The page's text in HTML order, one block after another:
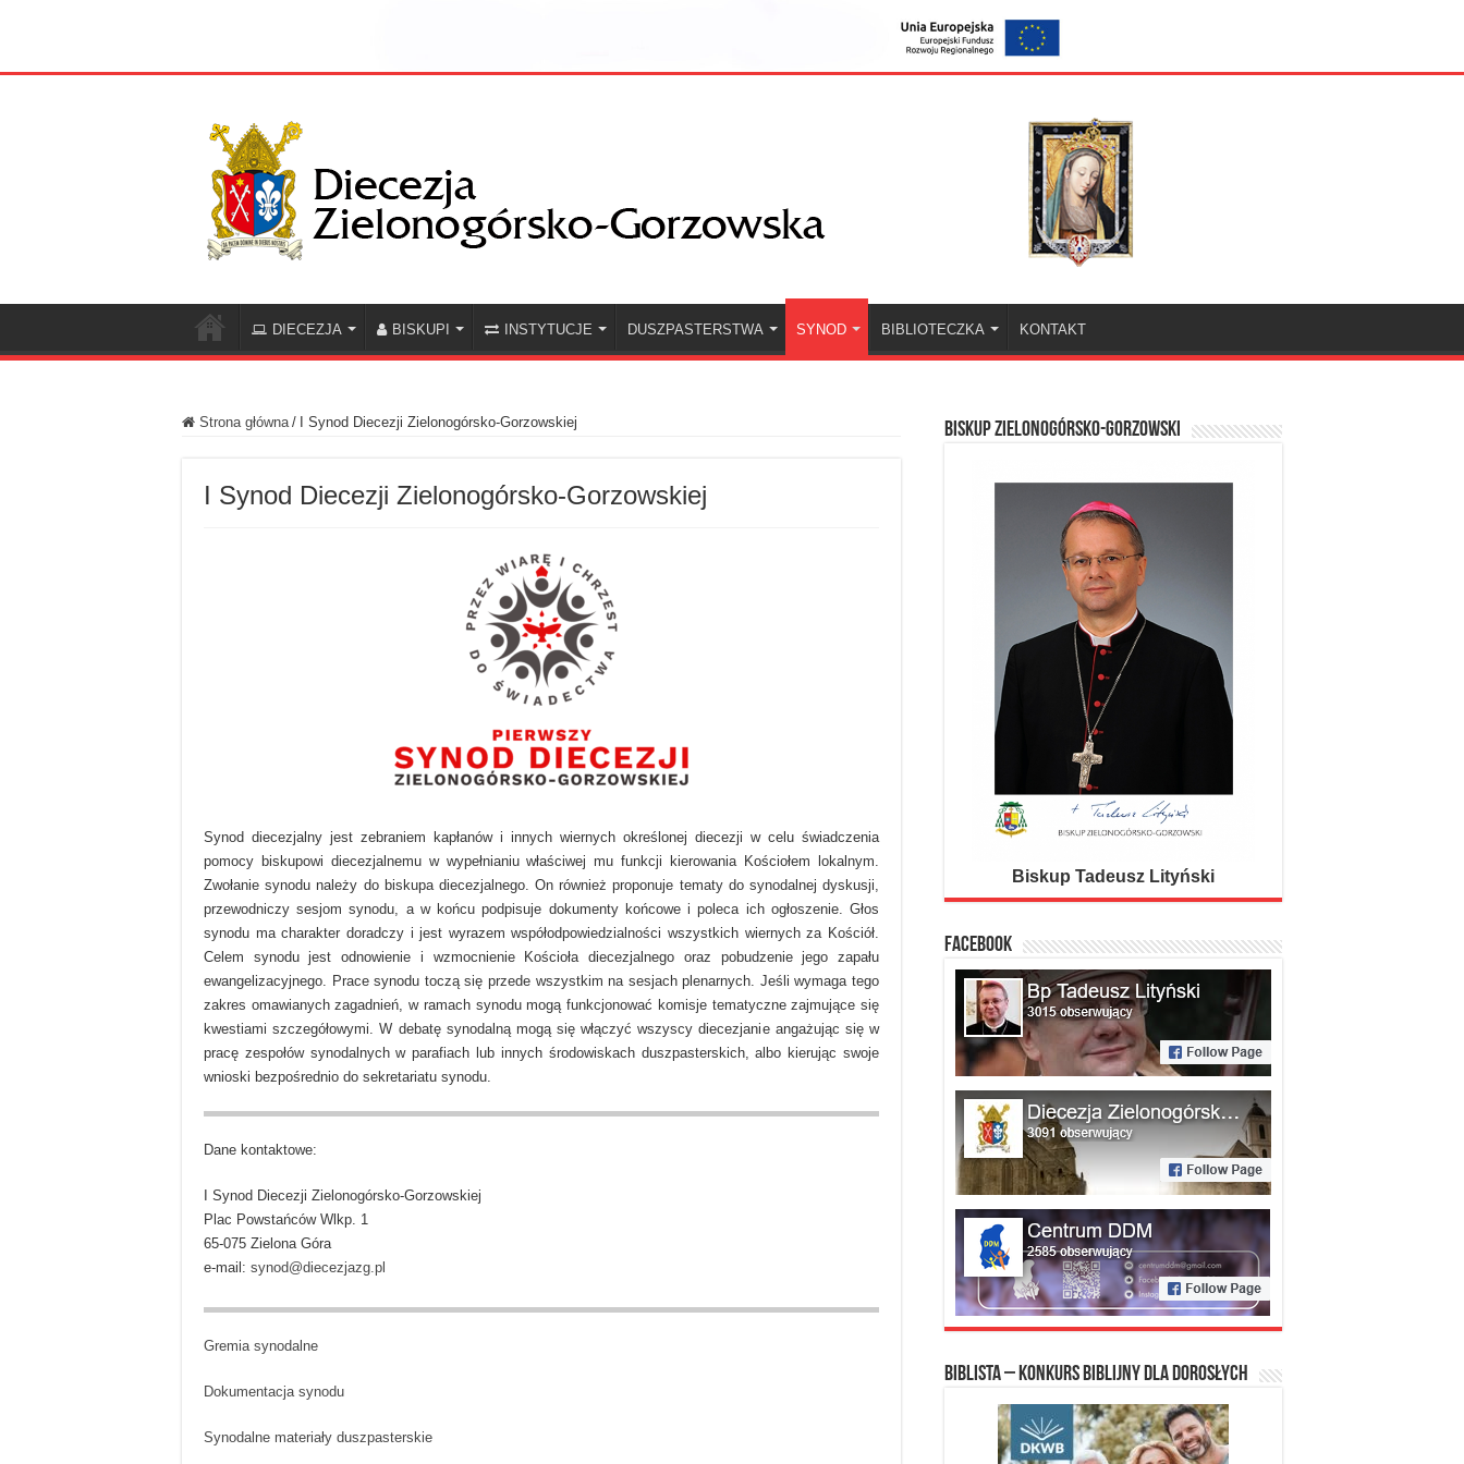
DIECEZJA BISKUPI INSTYTUCJE DUSZPASTERSTWA SYNOD BIBLIOTECZKA KONTAKT
Strona główna / I Synod Diecezji Zielonogórsko-Gorzowskiej
I Synod Diecezji Zielonogórsko-Gorzowskiej
Synod diecezjalny jest zebraniem kapłanów i innych wiernych określonej diecezji w celu świadczenia
pomocy biskupowi diecezjalnemu w wypełnianiu właściwej mu funkcji kierowania Kościołem lokalnym.
Zwołanie synodu należy do biskupa diecezjalnego. On również proponuje tematy do synodalnej dyskusji,
przewodniczy sesjom synodu, a w końcu podpisuje dokumenty końcowe i poleca ich ogłoszenie. Głos
synodu ma charakter doradczy i jest wyrazem współodpowiedzialności wszystkich wiernych za Kościół.
Celem synodu jest odnowienie i wzmocnienie Kościoła diecezjalnego oraz pobudzenie jego zapału
ewangelizacyjnego. Prace synodu toczą się przede wszystkim na sesjach plenarnych. Jeśli wymaga tego
zakres omawianych zagadnień, w ramach synodu mogą funkcjonować komisje tematyczne zajmujące się
kwestiami szczegółowymi. W debatę synodalną mogą się włączyć wszyscy diecezjanie angażując się w
pracę zespołów synodalnych w parafiach lub innych środowiskach duszpasterskich, albo kierując swoje
wnioski bezpośrednio do sekretariatu synodu.
Dane kontaktowe:
I Synod Diecezji Zielonogórsko-Gorzowskiej
Plac Powstańców Wlkp. 1
65-075 Zielona Góra
e-mail: synod@diecezjazg.pl
Gremia synodalne
Dokumentacja synodu
Synodalne materiały duszpasterskie
BISKUP ZIELONOGÓRSKO-GORZOWSKI
Biskup Tadeusz Lityński
FACEBOOK
Biblista – konkurs biblijny dla dorosłych